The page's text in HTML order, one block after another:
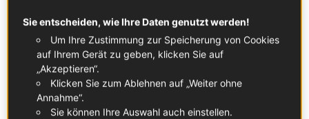
Perle. Die Verbindung zu unseren französischen Nachbarn
spürt man hier an vielen Ecken – sei es im Glas, auf dem
Teller oder in der Atmosphäre. Wer einmal über den
berühmten Tellerrand hinausblickt, erkennt schnell: Wir
können uns glücklich schätzen, welch breite, hochwertige
und kontinuierlich wachsende Auswahl an französischen
Sie entscheiden, wie Ihre Daten genutzt werden!
Um Ihre Zustimmung zur Speicherung von Cookies
auf Ihrem Gerät zu geben, klicken Sie auf
„Akzeptieren“.
Klicken Sie zum Ablehnen auf „Weiter ohne
Annahme“.
Sie können Ihre Auswahl auch einstellen.